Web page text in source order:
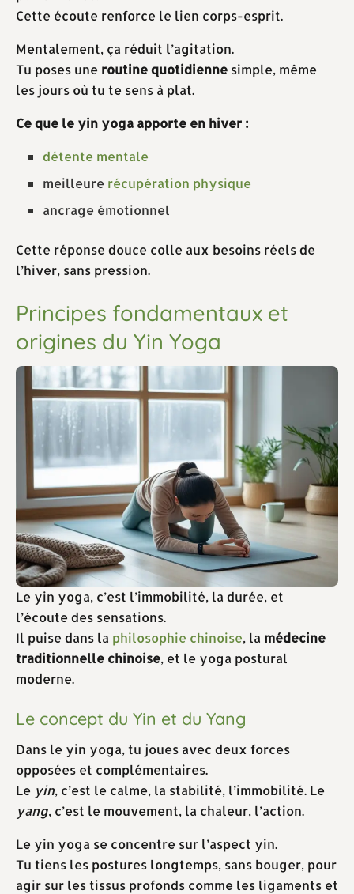
Cette écoute renforce le lien corps-esprit.
Mentalement, ça réduit l’agitation.
Tu poses une routine quotidienne simple, même
les jours où tu te sens à plat.
Ce que le yin yoga apporte en hiver :
détente mentale
meilleure récupération physique
ancrage émotionnel
Cette réponse douce colle aux besoins réels de
l’hiver, sans pression.
Principes fondamentaux et
origines du Yin Yoga
Le yin yoga, c’est l’immobilité, la durée, et
l’écoute des sensations.
Il puise dans la philosophie chinoise, la médecine
traditionnelle chinoise, et le yoga postural
moderne.
Le concept du Yin et du Yang
Dans le yin yoga, tu joues avec deux forces
opposées et complémentaires.
Le yin, c’est le calme, la stabilité, l’immobilité. Le
yang, c’est le mouvement, la chaleur, l’action.
Le yin yoga se concentre sur l’aspect yin.
Tu tiens les postures longtemps, sans bouger, pour
agir sur les tissus profonds comme les ligaments et